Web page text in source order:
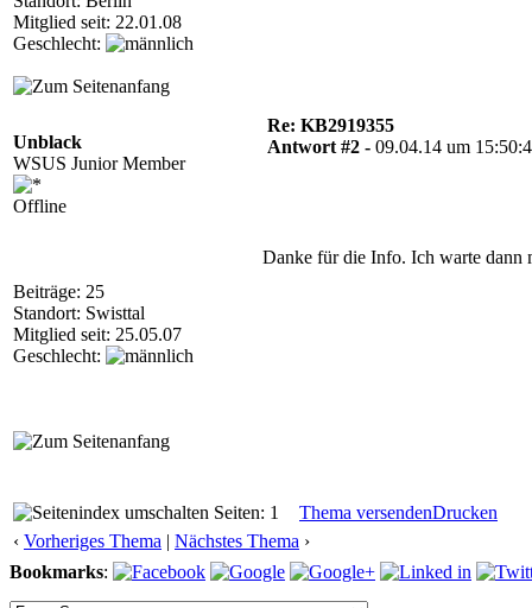
Mitglied seit: 22.01.08
Geschlecht:
Unblack
WSUS Junior Member
Offline
Beiträge: 25
Standort: Swisttal
Mitglied seit: 25.05.07
Geschlecht:
Re: KB2919355
Antwort #2 - 09.04.14 um
Danke für die Info. Ich warte dann
Seiten: 1 Thema versendenDrucken
‹ Vorheriges Thema | Nächstes Thema ›
Bookmarks: